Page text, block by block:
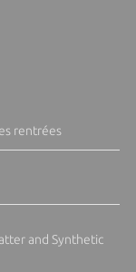
rentrées
and Synthetic